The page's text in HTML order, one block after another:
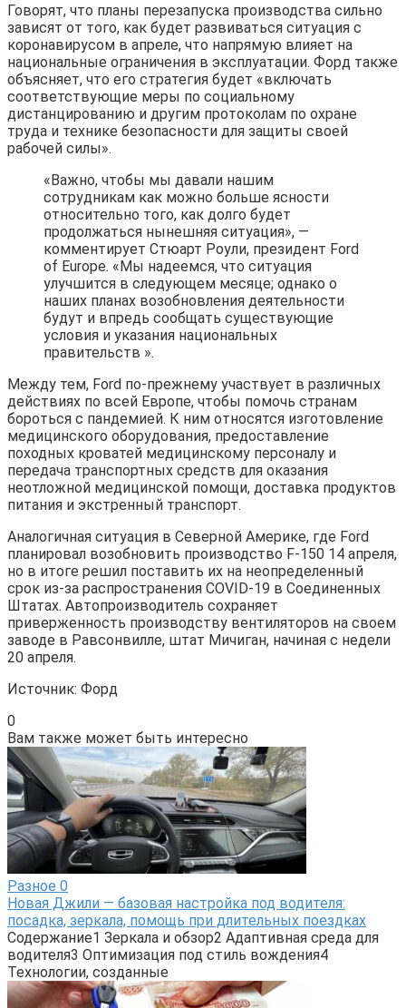
Говорят, что планы перезапуска производства сильно
зависят от того, как будет развиваться ситуация с
коронавирусом в апреле, что напрямую влияет на
национальные ограничения в эксплуатации. Форд также
объясняет, что его стратегия будет «включать
соответствующие меры по социальному
дистанцированию и другим протоколам по охране
труда и технике безопасности для защиты своей
рабочей силы».
«Важно, чтобы мы давали нашим
сотрудникам как можно больше ясности
относительно того, как долго будет
продолжаться нынешняя ситуация», —
комментирует Стюарт Роули, президент Ford
of Europe. «Мы надеемся, что ситуация
улучшится в следующем месяце; однако о
наших планах возобновления деятельности
будут и впредь сообщать существующие
условия и указания национальных
правительств ».
Между тем, Ford по-прежнему участвует в различных
действиях по всей Европе, чтобы помочь странам
бороться с пандемией. К ним относятся изготовление
медицинского оборудования, предоставление
походных кроватей медицинскому персоналу и
передача транспортных средств для оказания
неотложной медицинской помощи, доставка продуктов
питания и экстренный транспорт.
Аналогичная ситуация в Северной Америке, где Ford
планировал возобновить производство F-150 14 апреля,
но в итоге решил поставить их на неопределенный
срок из-за распространения COVID-19 в Соединенных
Штатах. Автопроизводитель сохраняет
приверженность производству вентиляторов на своем
заводе в Равсонвилле, штат Мичиган, начиная с недели
20 апреля.
Источник: Форд
0
Вам также может быть интересно
Разное 0
Новая Джили — базовая настройка под водителя:
посадка, зеркала, помощь при длительных поездках
Содержание1 Зеркала и обзор2 Адаптивная среда для
водителя3 Оптимизация под стиль вождения4
Технологии, созданные